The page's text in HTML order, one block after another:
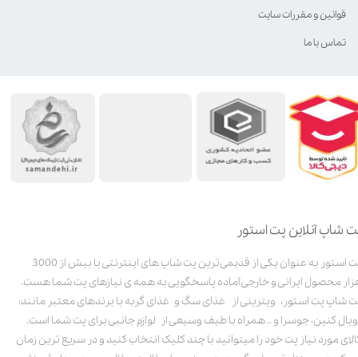
شاپ آنلاین پت استور
پت استور به عنوان یکی از قدیمی‌ترین پت شاپ های اینترنتی با بیش از 3000
محصول ایرانی و خارجی آماده پاسخگویی به همه ی نیازهای پت شما هست.
شاپ پت استور، ویترینی از غذای سگ و غذای گربه با برندهای معتبر مانند:
کنین، جوسرا و .. همراه با طیف وسیعی از لوازم جانبی برای پت شما است.
مورد نیاز پت خود را میتوانید با چند کلیک انتخاب کنید و در سریع ترین زمان
قوانین و مقررات سایت
تماس با ما